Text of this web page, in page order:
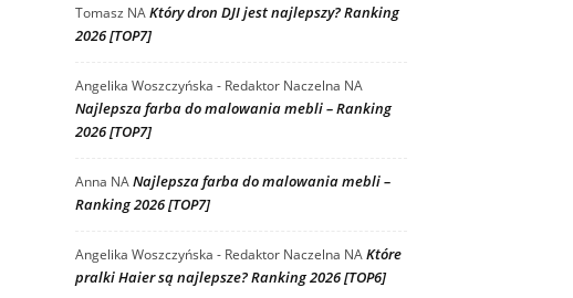
Tomasz NAKtóry dron DJI jest najlepszy? Ranking
2026 [TOP7]
Angelika Woszczyńska - Redaktor Naczelna NA
Najlepsza farba do malowania mebli – Ranking
2026 [TOP7]
Anna NANajlepsza farba do malowania mebli –
Ranking 2026 [TOP7]
Angelika Woszczyńska - Redaktor Naczelna NAKtóre
pralki Haier są najlepsze? Ranking 2026 [TOP6]